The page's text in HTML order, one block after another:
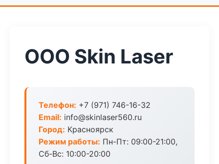
ООО Skin Laser
Телефон: +7 (971) 746-16-32
Email: info@skinlaser560.ru
Город: Красноярск
Режим работы: Пн-Пт: 09:00-21:00,
Сб-Вс: 10:00-20:00